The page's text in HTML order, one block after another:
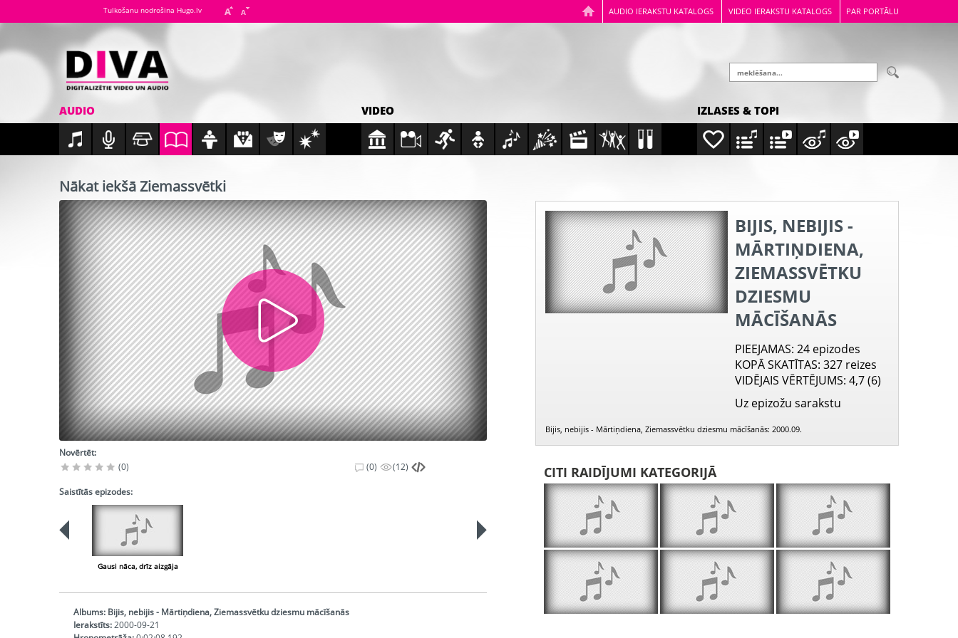
AUDIO IERAKSTU KATALOGS VIDEO IERAKSTU KATALOGS PAR PORTĀLU
Tulkošanu nodrošina Hugo.lv
AUDIO VIDEO IZLASES & TOPI
Nākat iekšā Ziemassvētki
Novērtēt:
(0)
(0) (12)
Saistītās epizodes:
Gausi nāca, drīz aizgāja
Albums: Bijis, nebijis - Mārtiņdiena, Ziemassvētku dziesmu mācīšanās
Ierakstīts:2000-09-21
BIJIS, NEBIJIS -
MĀRTIŅDIENA,
ZIEMASSVĒTKU
DZIESMU
MĀCĪŠANĀS
PIEEJAMAS: 24 epizodes
KOPĀ SKATĪTAS: 327 reizes
VIDĒJAIS VĒRTĒJUMS: 4,7 (6)
Uz epizožu sarakstu
Bijis, nebijis - Mārtiņdiena, Ziemassvētku dziesmu mācīšanās: 2000.09.
CITI RAIDĪJUMI KATEGORIJĀ